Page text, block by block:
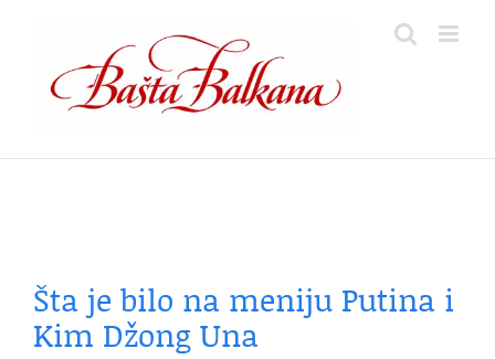
content
Šta je bilo na meniju Putina i
Kim Džong Una